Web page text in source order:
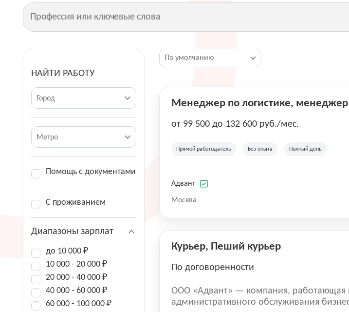
НАЙТИ РАБОТУ
Город
Метро
Помощь с документами
С проживанием
Диапазоны зарплат
до 10 000 ₽
10 000 - 20 000 ₽
20 000 - 40 000 ₽
40 000 - 60 000 ₽
60 000 - 100 000 ₽
Менеджер по логистике,
от 99 500 до 132 600 руб./мес.
Прямой работодатель Без опыта Полный день
Адвант
Москва
Курьер, Пеший курьер
По договоренности
ООО «Адвант» — компания, работающая
административного обслуживания